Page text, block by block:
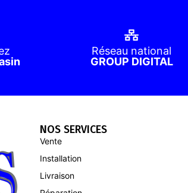
Réseau national
GROUP DIGITAL
NOS SERVICES
Vente
Installation
Livraison